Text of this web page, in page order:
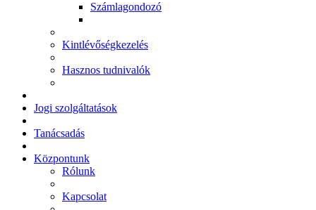
Számlagondozó
Kintlévőségkezelés
Hasznos tudnivalók
Jogi szolgáltatások
Tanácsadás
Központunk
Rólunk
Kapcsolat